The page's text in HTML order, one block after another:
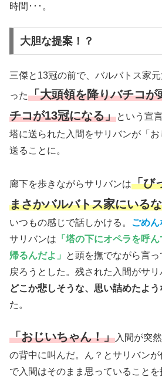
時間･･･。
大胆な提案！？
三傑と13冠の前で、バルバトス家
った「大頭領を降りバチコが
チコが13冠になる」という宣
塔に送られた入間をサリバンが「
送ることに。
廊下を歩きながらサリバンは「び
まさかバルバトス家にいる
いつもの感じで話しかける。 ごめ
サリバンは 「塔の下にオペラを呼
帰るんだよ」
と頭を撫でながら言
戻ろうとした。残された入間がサリ
どこか悲しそうな、思い詰めたよ
た。
「おじいちゃん！」入間が突
の背中に叫んだ。ん？とサリバン
で入間はそのまま思っていることを